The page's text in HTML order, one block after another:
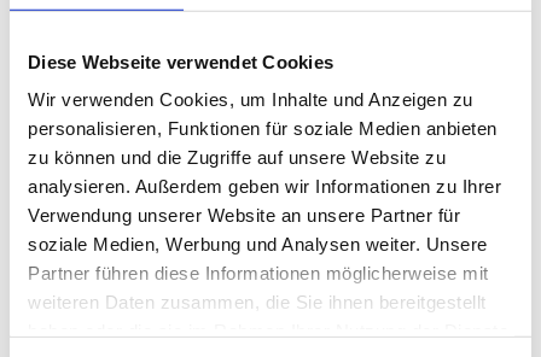
Diese Webseite verwendet Cookies
Wir verwenden Cookies, um Inhalte und Anzeigen zu
personalisieren, Funktionen für soziale Medien anbieten
zu können und die Zugriffe auf unsere Website zu
analysieren. Außerdem geben wir Informationen zu Ihrer
Verwendung unserer Website an unsere Partner für
soziale Medien, Werbung und Analysen weiter. Unsere
Partner führen diese Informationen möglicherweise mit
weiteren Daten zusammen, die Sie ihnen bereitgestellt
Berührung(1)
Besinnlichkeit
(1)
Bewusstheit (1)
Bewusstsein
Beziehung
Bhagavad Gita
(1)
Body-Positivity
Bodyshame(2)